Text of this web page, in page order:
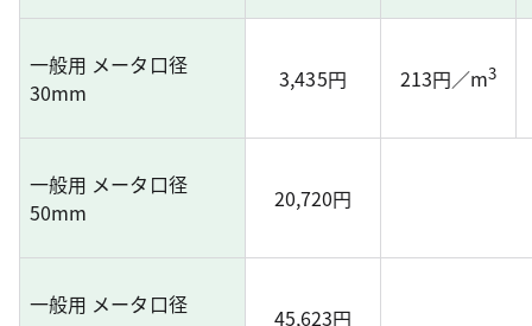
一般用 メータ口径
30mm
3,435円 213円／m3
一般用 メータ口径
50mm
20,720円
一般用 メータ口径
45,623円